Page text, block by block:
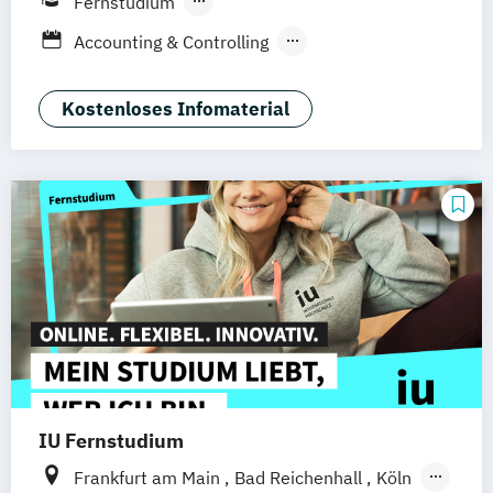
Nürnberg
Berufsbegleitendes Präsenzstudium
Accounting & Controlling
General Management
Projektmanagement &
Sales Management
Kostenloses Infomaterial
IU Fernstudium
Frankfurt am Main Bad Reichenhall
Köln